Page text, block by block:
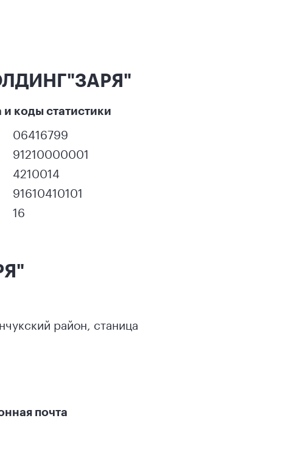
коды статистики
06416799
91210000001
4210014
91610410101
16
район, станица
почта